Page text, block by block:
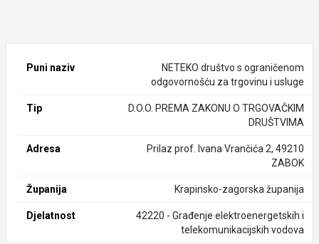
Puni naziv
NETEKO društvo s ograničenom
odgovornošću za trgovinu i usluge
Tip
D.O.O. PREMA ZAKONU O TRGOVAČKIM
DRUŠTVIMA
Adresa
Prilaz prof. Ivana Vrančića 2, 49210
ZABOK
Županija Krapinsko-zagorska županija
Djelatnost
42220 - Građenje elektroenergetskih i
telekomunikacijskih vodova